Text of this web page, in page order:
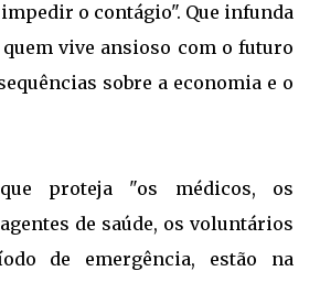
o contágio". Que infunda
vive ansioso com o futuro
sobre a economia e o
proteja "os médicos, os
de saúde, os voluntários
de emergência, estão na